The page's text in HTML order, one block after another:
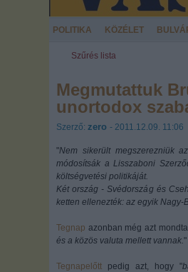
POLITIKA KÖZÉLET
Szűrés lista
Megmutattuk
unortodox
Szerző: zero - 2011.12.09. 11:06
"Nem sikerült megszerezniük
módosítsák a Lisszaboni
költségvetési politikáját.
Két ország - Svédország és
ketten ellenezték: az egyik
Tegnap azonban még azt
és a közös valuta mellett vannak."
Tegnapelőtt pedig azt, hogy "